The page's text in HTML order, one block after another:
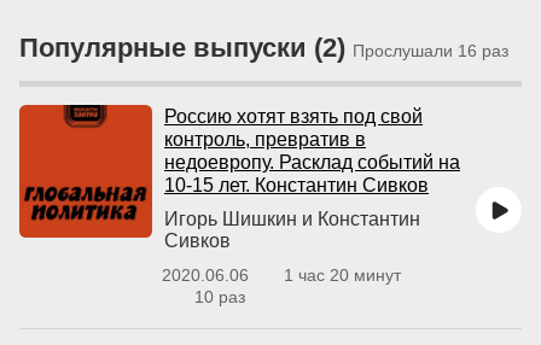
Популярные выпуски (2) Прослушали 16 раз
Россию хотят взять под свой
контроль, превратив в
недоевропу. Расклад событий на
10-15 лет. Константин Сивков
Игорь Шишкин и Константин
Сивков
2020.06.06
1 час 20 минут
10 раз